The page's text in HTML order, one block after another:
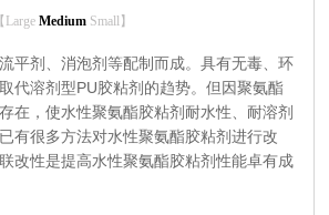
Large Medium Small】
平剂、消泡剂等配制而成。具有无毒、环
代溶剂型PU胶粘剂的趋势。但因聚氨酯
在，使水性聚氨酯胶粘剂耐水性、耐溶剂
有很多方法对水性聚氨酯胶粘剂进行改
改性是提高水性聚氨酯胶粘剂性能卓有成